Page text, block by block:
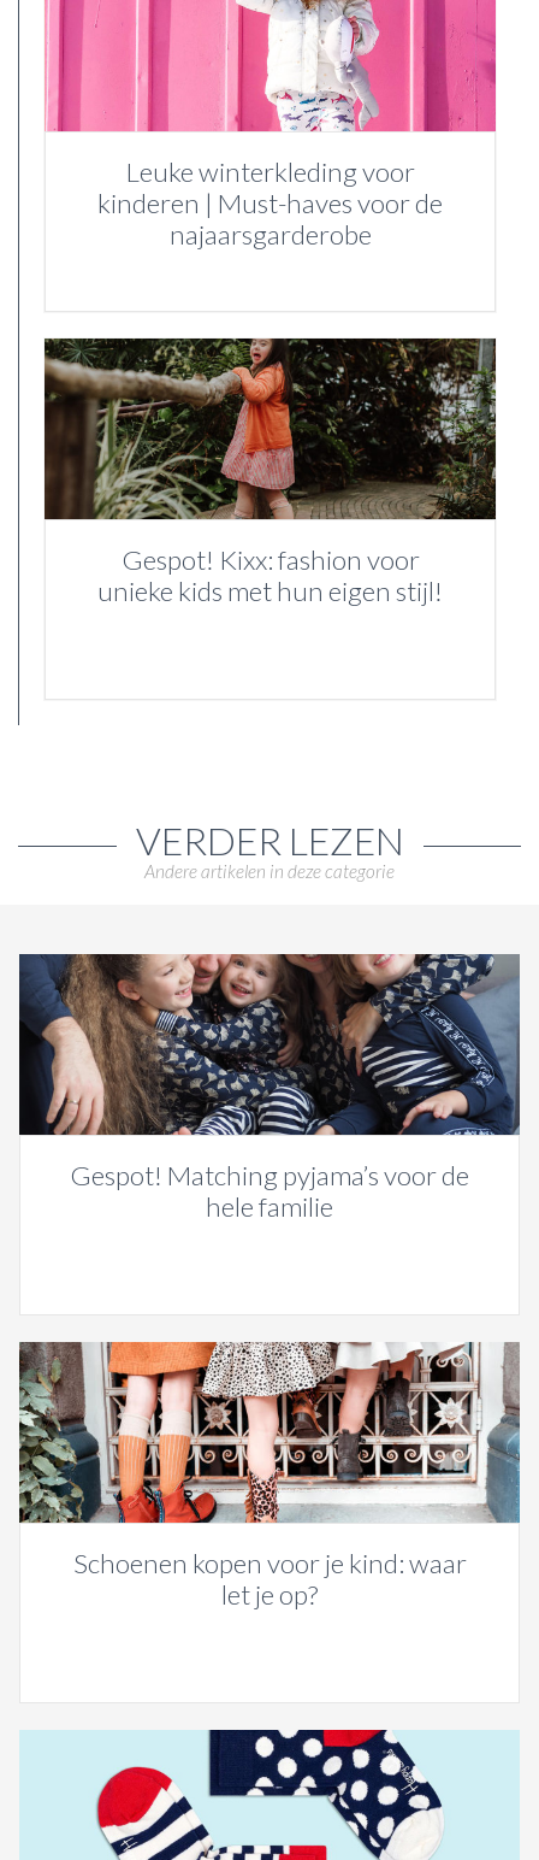
Leuke winterkleding voor
kinderen | Must-haves voor de
najaarsgarderobe
Gespot! Kixx: fashion voor
unieke kids met hun eigen stijl!
VERDER LEZEN
Andere artikelen in deze categorie
Gespot! Matching pyjama’s voor de
hele familie
Schoenen kopen voor je kind: waar
let je op?